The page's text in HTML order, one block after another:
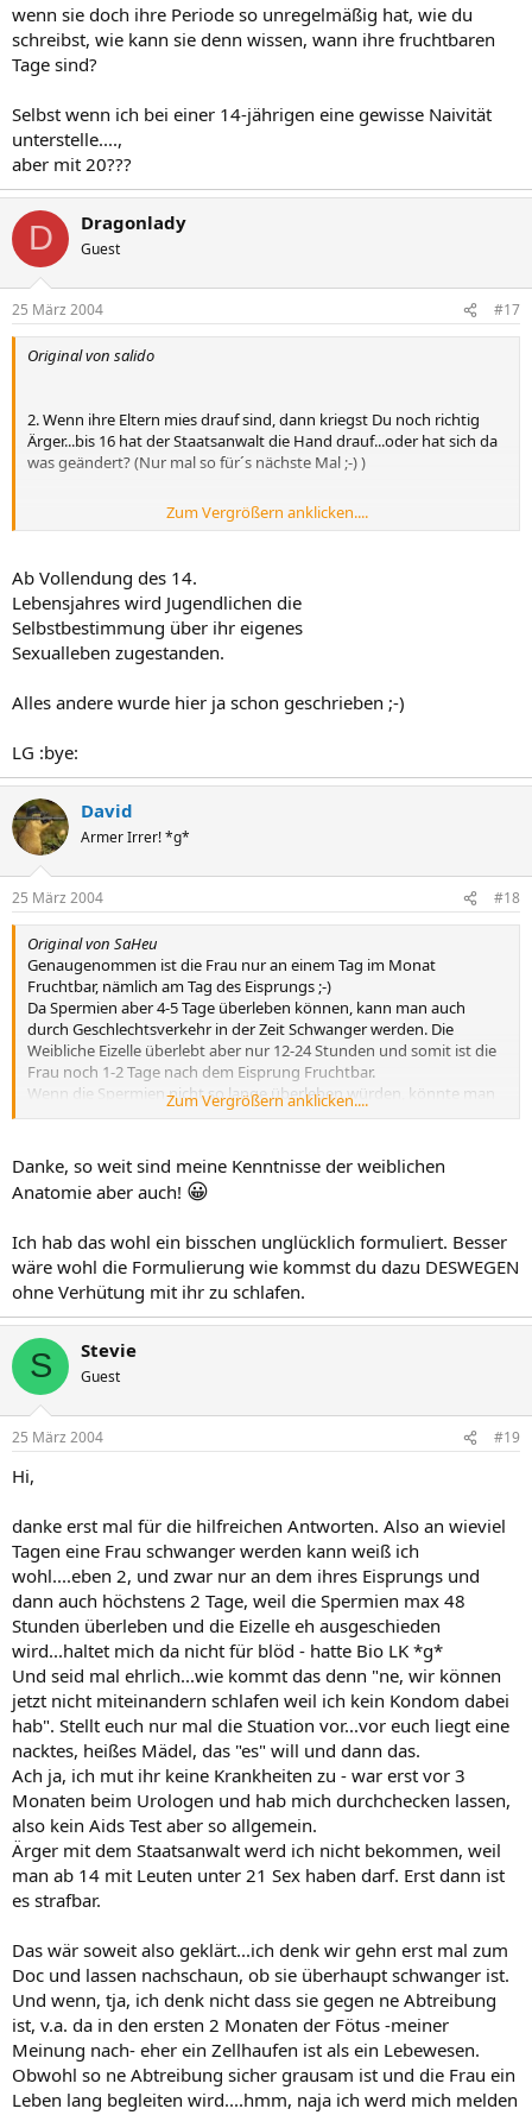
wenn sie doch ihre Periode so unregelmäßig hat, wie du
schreibst, wie kann sie denn wissen, wann ihre fruchtbaren
Tage sind?
Selbst wenn ich bei einer 14-jährigen eine gewisse Naivität
unterstelle....,
aber mit 20???
D Dragonlady
Guest
25 März 2004 #17
Original von salido
2. Wenn ihre Eltern mies drauf sind, dann kriegst Du noch richtig
Ärger...bis 16 hat der Staatsanwalt die Hand drauf...oder hat sich da
was geändert? (Nur mal so für´s nächste Mal ;-) )
LG
salido
Zum Vergrößern anklicken....
Ab Vollendung des 14.
Lebensjahres wird Jugendlichen die
Selbstbestimmung über ihr eigenes
Sexualleben zugestanden.
Alles andere wurde hier ja schon geschrieben ;-)
LG :bye:
David
Armer Irrer! *g*
25 März 2004 #18
Original von SaHeu
Genaugenommen ist die Frau nur an einem Tag im Monat
Fruchtbar, nämlich am Tag des Eisprungs ;-)
Da Spermien aber 4-5 Tage überleben können, kann man auch
durch Geschlechtsverkehr in der Zeit Schwanger werden. Die
Weibliche Eizelle überlebt aber nur 12-24 Stunden und somit ist die
Frau noch 1-2 Tage nach dem Eisprung Fruchtbar.
Wenn die Spermien nicht so lange überleben würden, könnte man
tatsächlich nur an 1-2 Tagen im Monat Schwanger werden ;D
Zum Vergrößern anklicken....
Danke, so weit sind meine Kenntnisse der weiblichen
Anatomie aber auch! 😀
Ich hab das wohl ein bisschen unglücklich formuliert. Besser
wäre wohl die Formulierung wie kommst du dazu DESWEGEN
ohne Verhütung mit ihr zu schlafen.
S Stevie
Guest
25 März 2004 #19
Hi,
danke erst mal für die hilfreichen Antworten. Also an wieviel
Tagen eine Frau schwanger werden kann weiß ich
wohl....eben 2, und zwar nur an dem ihres Eisprungs und
dann auch höchstens 2 Tage, weil die Spermien max 48
Stunden überleben und die Eizelle eh ausgeschieden
wird...haltet mich da nicht für blöd - hatte Bio LK *g*
Und seid mal ehrlich...wie kommt das denn "ne, wir können
jetzt nicht miteinandern schlafen weil ich kein Kondom dabei
hab". Stellt euch nur mal die Stuation vor...vor euch liegt eine
nacktes, heißes Mädel, das "es" will und dann das.
Ach ja, ich mut ihr keine Krankheiten zu - war erst vor 3
Monaten beim Urologen und hab mich durchchecken lassen,
also kein Aids Test aber so allgemein.
Ärger mit dem Staatsanwalt werd ich nicht bekommen, weil
man ab 14 mit Leuten unter 21 Sex haben darf. Erst dann ist
es strafbar.
Das wär soweit also geklärt...ich denk wir gehn erst mal zum
Doc und lassen nachschaun, ob sie überhaupt schwanger ist.
Und wenn, tja, ich denk nicht dass sie gegen ne Abtreibung
ist, v.a. da in den ersten 2 Monaten der Fötus -meiner
Meinung nach- eher ein Zellhaufen ist als ein Lebewesen.
Obwohl so ne Abtreibung sicher grausam ist und die Frau ein
Leben lang begleiten wird....hmm, naja ich werd mich melden